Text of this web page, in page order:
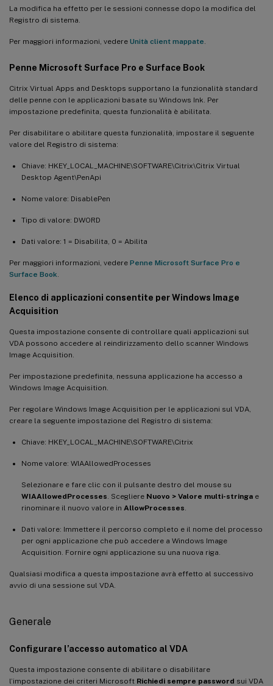
La modifica ha effetto per le sessioni connesse dopo la modifica del
Registro di sistema.
Per maggiori informazioni, vedere Unità client mappate
Penne Microsoft Surface Pro e Surface Book
Citrix Virtual Apps and Desktops supportano la funzionalità standard
delle penne con le applicazioni basate su Windows Ink. Per
impostazione predefinita, questa funzionalità è abilitata.
Per disabilitare o abilitare questa funzionalità, impostare il seguente
valore del Registro di sistema:
Chiave: HKEY_LOCAL_MACHINE\SOFTWARE\Citrix\Citrix Virtual
Desktop Agent\PenApi
Nome valore: DisablePen
Tipo di valore: DWORD
Dati valore: 1 = Disabilita, 0 = Abilita
Per maggiori informazioni, vedere Penne Microsoft Surface Pro e
Surface Book
Elenco di applicazioni consentite per Windows Image
Acquisition
Questa impostazione consente di controllare quali applicazioni sul
VDA possono accedere al reindirizzamento dello scanner Windows
Image Acquisition.
Per impostazione predefinita, nessuna applicazione ha accesso a
Windows Image Acquisition.
Per regolare Windows Image Acquisition per le applicazioni sul VDA,
creare la seguente impostazione del Registro di sistema:
Chiave: HKEY_LOCAL_MACHINE\SOFTWARE\Citrix
Nome valore: WIAAllowedProcesses
Selezionare e fare clic con il pulsante destro del mouse su
WIAAllowedProcesses . Scegliere Nuovo > Valore multi-stringa e
rinominare il nuovo valore in AllowProcesses
Dati valore: Immettere il percorso completo e il nome del processo
per ogni applicazione che può accedere a Windows Image
Acquisition. Fornire ogni applicazione su una nuova riga.
Qualsiasi modifica a questa impostazione avrà effetto al successivo
avvio di una sessione sul VDA.
Generale
Configurare l’accesso automatico al VDA
Questa impostazione consente di abilitare o disabilitare
l’impostazione dei criteri Microsoft Richiedi sempre password sui VDA